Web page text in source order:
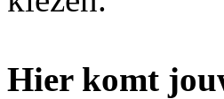
Hier komt